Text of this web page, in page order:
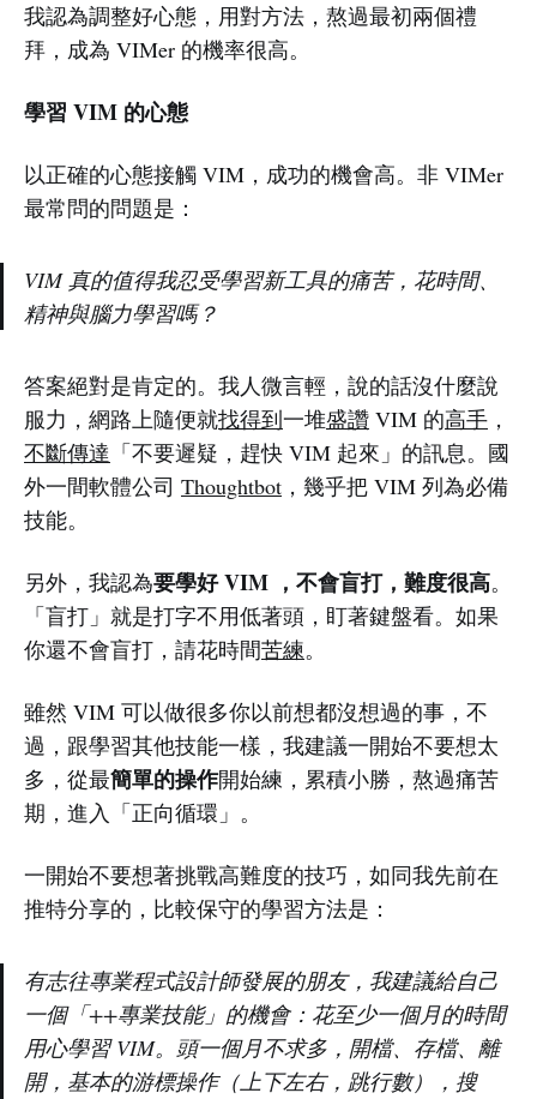
我認為調整好心態，用對方法，熬過最初兩個禮
拜，成為 VIMer 的機率很高。
學習 VIM 的心態
以正確的心態接觸 VIM，成功的機會高。非 VIMer
最常問的問題是：
VIM 真的值得我忍受學習新工具的痛苦，花時間、
精神與腦力學習嗎？
答案絕對是肯定的。我人微言輕，說的話沒什麼說
服力，網路上隨便就找得到一堆盛讚 VIM 的高手 ，
不斷傳達 「不要遲疑，趕快 VIM 起來」的訊息。國
外一間軟體公司 Thoughtbot ，幾乎把 VIM 列為必備
技能。
另外，我認為要學好 VIM ，不會盲打，難度很高。
「盲打」就是打字不用低著頭，盯著鍵盤看。如果
你還不會盲打，請花時間苦練。
雖然 VIM 可以做很多你以前想都沒想過的事，不
過，跟學習其他技能一樣，我建議一開始不要想太
多，從最簡單的操作開始練，累積小勝，熬過痛苦
期，進入「正向循環」。
一開始不要想著挑戰高難度的技巧，如同我先前在
推特分享的，比較保守的學習方法是：
有志往專業程式設計師發展的朋友，我建議給自己
一個「++專業技能」的機會：花至少一個月的時間
用心學習 VIM。頭一個月不求多，開檔、存檔、離
開，基本的游標操作（上下左右，跳行數），搜